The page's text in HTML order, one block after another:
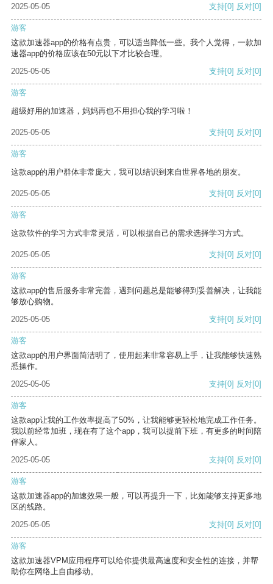
2025-05-05
支持[0] 反对[0]
游客
这款加速器app的价格有点贵，可以适当降低一些。我个人觉得，一款加
速器app的价格应该在50元以下才比较合理。
2025-05-05
支持[0] 反对[0]
游客
超级好用的加速器，妈妈再也不用担心我的学习啦！
2025-05-05 支持[0] 反对[0]
游客
这款app的用户群体非常庞大，我可以结识到来自世界各地的朋友。
2025-05-05 支持[0] 反对[0]
游客
这款软件的学习方式非常灵活，可以根据自己的需求选择学习方式。
2025-05-05 支持[0] 反对[0]
游客
这款app的售后服务非常完善，遇到问题总是能够得到妥善解决，让我能
够放心购物。
2025-05-05
支持[0] 反对[0]
游客
这款app的用户界面简洁明了，使用起来非常容易上手，让我能够快速熟
悉操作。
2025-05-05
支持[0] 反对[0]
游客
这款app让我的工作效率提高了50%，让我能够更轻松地完成工作任务。
我以前经常加班，现在有了这个app，我可以提前下班，有更多的时间陪
伴家人。
2025-05-05
支持[0] 反对[0]
游客
这款加速器app的加速效果一般，可以再提升一下，比如能够支持更多地
区的线路。
2025-05-05
支持[0] 反对[0]
游客
这款加速器VPM应用程序可以给你提供最高速度和安全性的连接，并帮
助你在网络上自由移动。